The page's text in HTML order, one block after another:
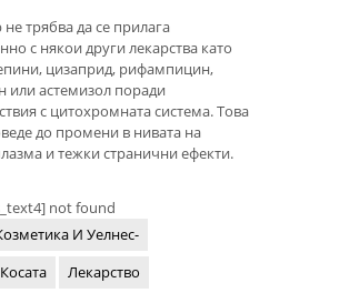
трябва да се прилага
с някои други лекарства като
цизаприд, рифампицин,
или астемизол поради
с цитохромната система. Това
до промени в нивата на
и тежки странични ефекти.
not found
И Уелнес-
Лекарство